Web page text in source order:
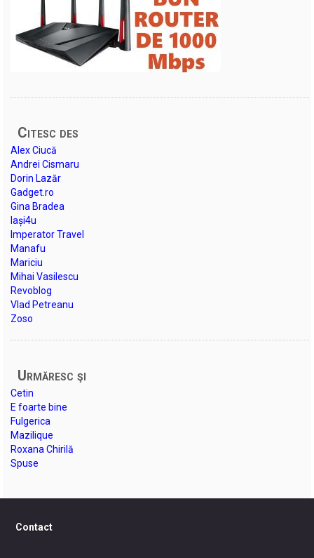
Citesc des
Alex Ciucă
Andrei Cismaru
Dorin Lazăr
Gadget.ro
Gina Bradea
Iași4u
Imperator Travel
Manafu
Mariciu
Mihai Vasilescu
Revoblog
Vlad Petreanu
Zoso
Urmăresc şi
Cetin
E foarte bine
Fulgerica
Mazilique
Roxana Chirilă
Spuse
Contact